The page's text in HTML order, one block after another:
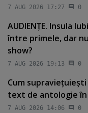
7 AUG 2026 17:27 0
AUDIENŢE. Insula
între primele, dar
show?
7 AUG 2026 19:13 0
Cum
text de antologie
7 AUG 2026 14:06 0